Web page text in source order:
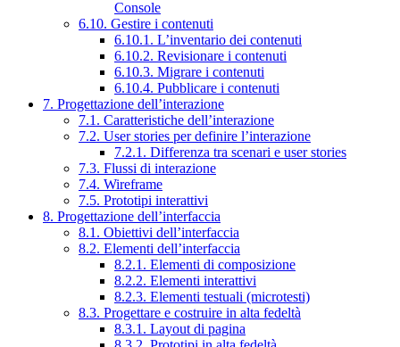
Console
6.10. Gestire i contenuti
6.10.1. L’inventario dei contenuti
6.10.2. Revisionare i contenuti
6.10.3. Migrare i contenuti
6.10.4. Pubblicare i contenuti
7. Progettazione dell’interazione
7.1. Caratteristiche dell’interazione
7.2. User stories per definire l’interazione
7.2.1. Differenza tra scenari e user stories
7.3. Flussi di interazione
7.4. Wireframe
7.5. Prototipi interattivi
8. Progettazione dell’interfaccia
8.1. Obiettivi dell’interfaccia
8.2. Elementi dell’interfaccia
8.2.1. Elementi di composizione
8.2.2. Elementi interattivi
8.2.3. Elementi testuali (microtesti)
8.3. Progettare e costruire in alta fedeltà
8.3.1. Layout di pagina